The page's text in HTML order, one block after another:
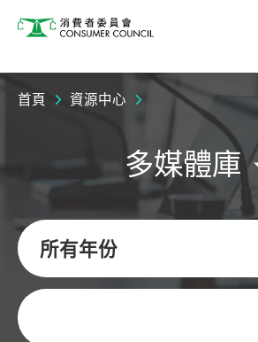
消費者委員會
首頁 資源中心
多媒體庫
所有年份
關鍵字